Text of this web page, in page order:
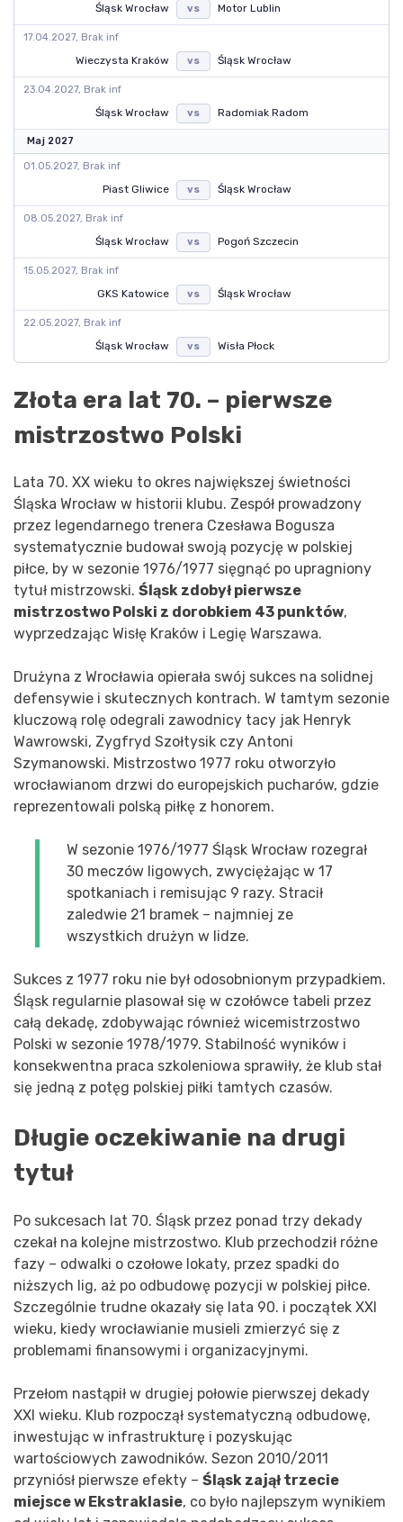
Śląsk Wrocław vs Motor Lublin
17.04.2027, Brak inf
Wieczysta Kraków vs Śląsk Wrocław
23.04.2027, Brak inf
Śląsk Wrocław vs Radomiak Radom
Maj 2027
01.05.2027, Brak inf
Piast Gliwice vs Śląsk Wrocław
08.05.2027, Brak inf
Śląsk Wrocław vs Pogoń Szczecin
15.05.2027, Brak inf
GKS Katowice vs Śląsk Wrocław
22.05.2027, Brak inf
Śląsk Wrocław vs Wisła Płock
Złota era lat 70. – pierwsze
mistrzostwo Polski
Lata 70. XX wieku to okres największej świetności
Śląska Wrocław w historii klubu. Zespół prowadzony
przez legendarnego trenera Czesława Bogusza
systematycznie budował swoją pozycję w polskiej
piłce, by w sezonie 1976/1977 sięgnąć po upragniony
tytuł mistrzowski. Śląsk zdobył pierwsze
mistrzostwo Polski z dorobkiem 43 punktów,
wyprzedzając Wisłę Kraków i Legię Warszawa.
Drużyna z Wrocławia opierała swój sukces na solidnej
defensywie i skutecznych kontrach. W tamtym sezonie
kluczową rolę odegrali zawodnicy tacy jak Henryk
Wawrowski, Zygfryd Szołtysik czy Antoni
Szymanowski. Mistrzostwo 1977 roku otworzyło
wrocławianom drzwi do europejskich pucharów, gdzie
reprezentowali polską piłkę z honorem.
W sezonie 1976/1977 Śląsk Wrocław rozegrał
30 meczów ligowych, zwyciężając w 17
spotkaniach i remisując 9 razy. Stracił
zaledwie 21 bramek – najmniej ze
wszystkich drużyn w lidze.
Sukces z 1977 roku nie był odosobnionym przypadkiem.
Śląsk regularnie plasował się w czołówce tabeli przez
całą dekadę, zdobywając również wicemistrzostwo
Polski w sezonie 1978/1979. Stabilność wyników i
konsekwentna praca szkoleniowa sprawiły, że klub stał
się jedną z potęg polskiej piłki tamtych czasów.
Długie oczekiwanie na drugi
tytuł
Po sukcesach lat 70. Śląsk przez ponad trzy dekady
czekał na kolejne mistrzostwo. Klub przechodził różne
fazy – odwalki o czołowe lokaty, przez spadki do
niższych lig, aż po odbudowę pozycji w polskiej piłce.
Szczególnie trudne okazały się lata 90. i początek XXI
wieku, kiedy wrocławianie musieli zmierzyć się z
problemami finansowymi i organizacyjnymi.
Przełom nastąpił w drugiej połowie pierwszej dekady
XXI wieku. Klub rozpoczął systematyczną odbudowę,
inwestując w infrastrukturę i pozyskując
wartościowych zawodników. Sezon 2010/2011
przyniósł pierwsze efekty – Śląsk zajął trzecie
miejsce w Ekstraklasie, co było najlepszym wynikiem